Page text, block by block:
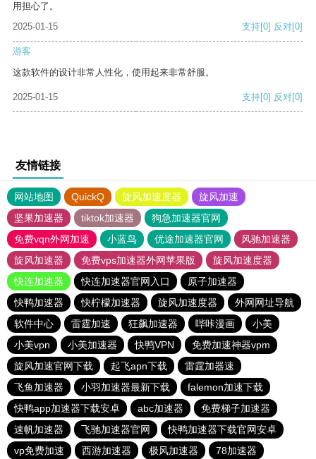
用担心了。
2025-01-15
支持[0] 反对[0]
游客
这款软件的设计非常人性化，使用起来非常舒服。
2025-01-15 支持[0] 反对[0]
友情链接
网站地图 QuickQ 旋风加速度器
旋风加速
坚果加速器
tiktok加速器
狗急加速器官网
免费vqn外网加速
小蓝鸟 优途加速器官网
风驰加速器
旋风加速器
免费vps加速器外网苹果版
旋风加速度器
快连加速器
快连加速器官网入口
原子加速器
快鸭加速器
快柠檬加速器 旋风加速度器
外网网址导航
软件中心
雷霆加速 狂飙加速器 哔咔漫画
小美
小美vpn
小美加速器 快鸭VPN
免费加速神器vpm
旋风加速官网下载
起飞apn下载
雷霆加器速
飞鱼加速器
小羽加速器最新下载
falemon加速下载
快鸭app加速器下载安卓
abc加速器
免费梯子加速器
速帆加速器
飞驰加速器官网
快鸭加速器下载官网安卓
vp免费加速
西游加速器 极风加速器 78加速器